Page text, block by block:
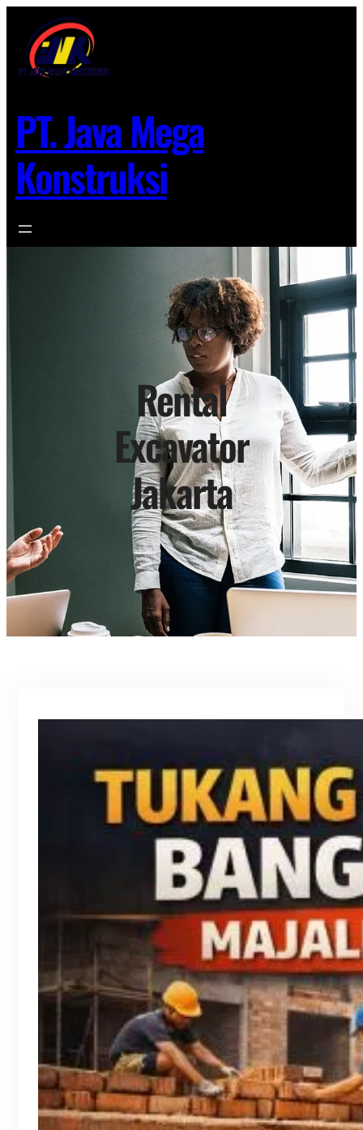
konten
PT. Java Mega
Konstruksi
Rental
Excavator
Jakarta